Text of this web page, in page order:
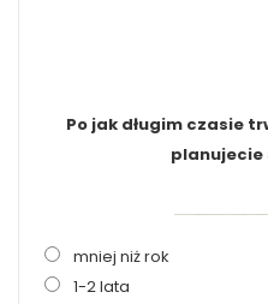
Po jak długim czasie
planujecie
mniej niż rok
1-2 lata